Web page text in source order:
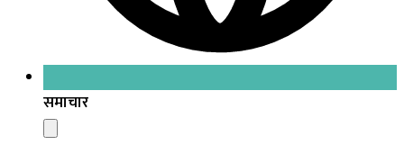
समाचार